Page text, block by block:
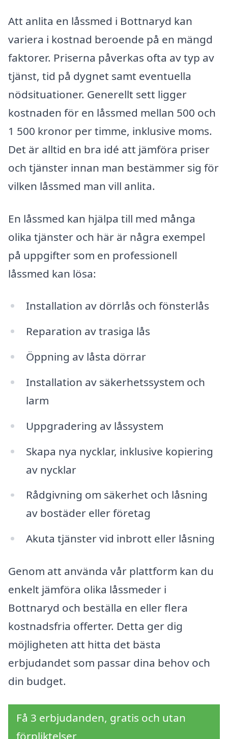
Att anlita en låssmed i Bottnaryd kan
variera i kostnad beroende på en mängd
faktorer. Priserna påverkas ofta av typ av
tjänst, tid på dygnet samt eventuella
nödsituationer. Generellt sett ligger
kostnaden för en låssmed mellan 500 och
1 500 kronor per timme, inklusive moms.
Det är alltid en bra idé att jämföra priser
och tjänster innan man bestämmer sig för
vilken låssmed man vill anlita.
En låssmed kan hjälpa till med många
olika tjänster och här är några exempel
på uppgifter som en professionell
låssmed kan lösa:
Installation av dörrlås och fönsterlås
Reparation av trasiga lås
Öppning av låsta dörrar
Installation av säkerhetssystem och
larm
Uppgradering av låssystem
Skapa nya nycklar, inklusive kopiering
av nycklar
Rådgivning om säkerhet och låsning
av bostäder eller företag
Akuta tjänster vid inbrott eller låsning
Genom att använda vår plattform kan du
enkelt jämföra olika låssmeder i
Bottnaryd och beställa en eller flera
kostnadsfria offerter. Detta ger dig
möjligheten att hitta det bästa
erbjudandet som passar dina behov och
din budget.
Få 3 erbjudanden, gratis och utan
förpliktelser